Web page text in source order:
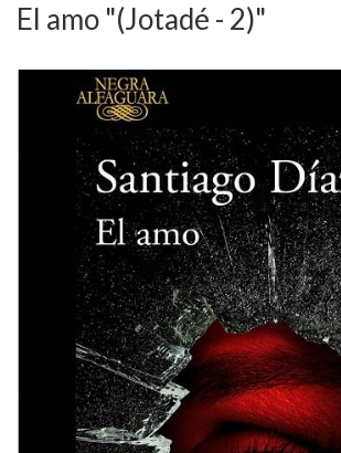
El amo "(Jotadé - 2)"